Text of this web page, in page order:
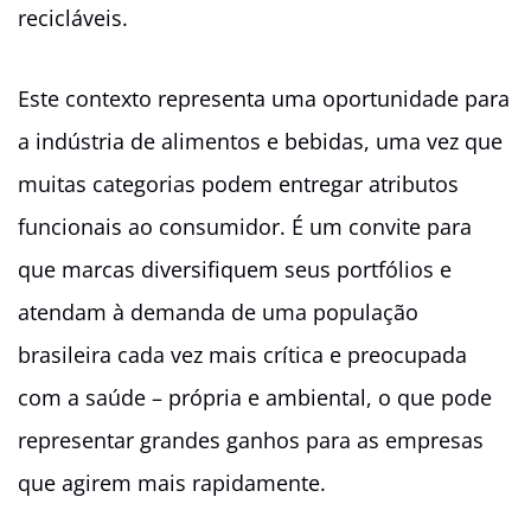
recicláveis.
Este contexto representa uma oportunidade para
a indústria de alimentos e bebidas, uma vez que
muitas categorias podem entregar atributos
funcionais ao consumidor. É um convite para
que marcas diversifiquem seus portfólios e
atendam à demanda de uma população
brasileira cada vez mais crítica e preocupada
com a saúde – própria e ambiental, o que pode
representar grandes ganhos para as empresas
que agirem mais rapidamente.